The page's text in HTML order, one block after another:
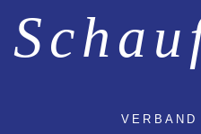
VERBAND